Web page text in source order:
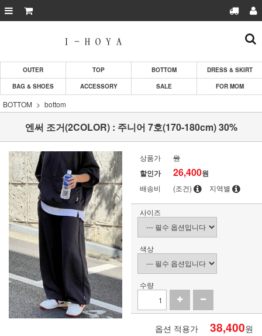
OUTER TOP BOTTOM
DRESS & SKIRT
BAG & SHOES
ACCESSORY SALE FOR MOM
BOTTOM bottom
엔써 조거(2COLOR) : 주니어 7호(170-180cm) 30%
상품가 원
할인가 26,400원
배송비 (조건) 지역별
사이즈
색상
수량
옵션 적용가 38,400원